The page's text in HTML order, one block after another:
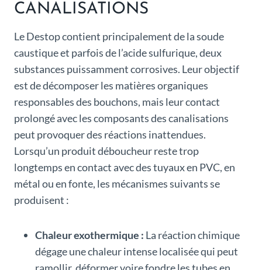
CANALISATIONS
Le Destop contient principalement de la soude
caustique et parfois de l’acide sulfurique, deux
substances puissamment corrosives. Leur objectif
est de décomposer les matières organiques
responsables des bouchons, mais leur contact
prolongé avec les composants des canalisations
peut provoquer des réactions inattendues.
Lorsqu’un produit déboucheur reste trop
longtemps en contact avec des tuyaux en PVC, en
métal ou en fonte, les mécanismes suivants se
produisent :
Chaleur exothermique : La réaction chimique
dégage une chaleur intense localisée qui peut
ramollir, déformer voire fondre les tubes en